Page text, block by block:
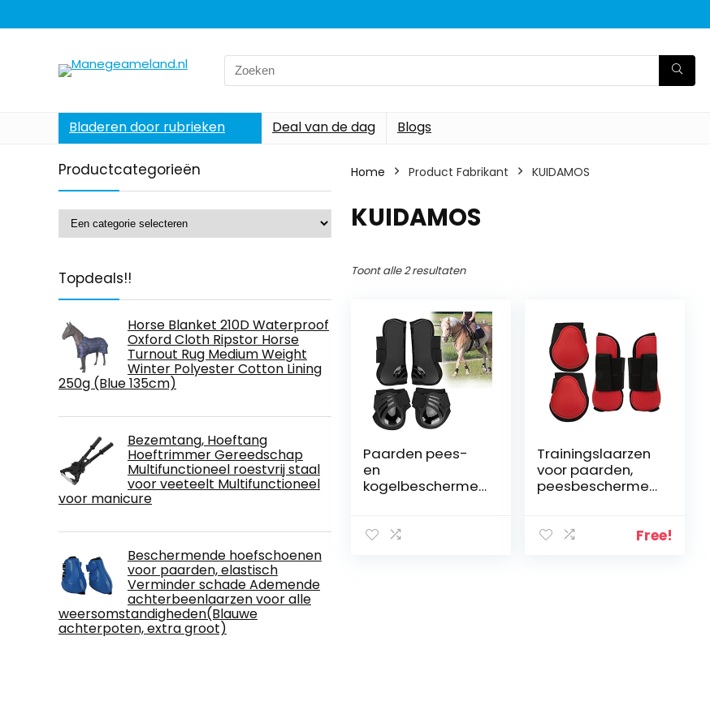
Search
for:
Bladeren door rubrieken Deal van de dag Blogs
Productcategorieën
Topdeals!!
Horse Blanket 210D Waterproof
Oxford Cloth Ripstor Horse
Turnout Rug Medium Weight
Winter Polyester Cotton Lining
250g (Blue 135cm)
Bezemtang, Hoeftang
Hoeftrimmer Gereedschap
Multifunctioneel roestvrij staal
voor veeteelt Multifunctioneel
voor manicure
Beschermende hoefschoenen
voor paarden, elastisch
Verminder schade Ademende
achterbeenlaarzen voor alle
weersomstandigheden(Blauwe
achterpoten, extra groot)
Home Product Fabrikant ‎KUIDAMOS
‎KUIDAMOS
Toont alle 2 resultaten
Paarden pees-
en
kogelbeschermer
paardenlaars
Trainingslaarzen
voor paarden,
peesbeschermer
PaardenlaarzenFree!